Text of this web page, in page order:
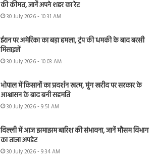
की कीमत, जानें अपने शहर का रेट
30 July 2026 - 10:31 AM
ईरान पर अमेरिका का बड़ा हमला, ट्रंप की धमकी के बाद बरसी
मिसाइलें
30 July 2026 - 10:03 AM
भोपाल में किसानों का प्रदर्शन खत्म, मूंग खरीद पर सरकार के
आश्वासन के बाद बनी सहमति
30 July 2026 - 9:51 AM
दिल्ली में आज झमाझम बारिश की संभावना, जानें मौसम विभाग
का ताजा अपडेट
30 July 2026 - 9:34 AM